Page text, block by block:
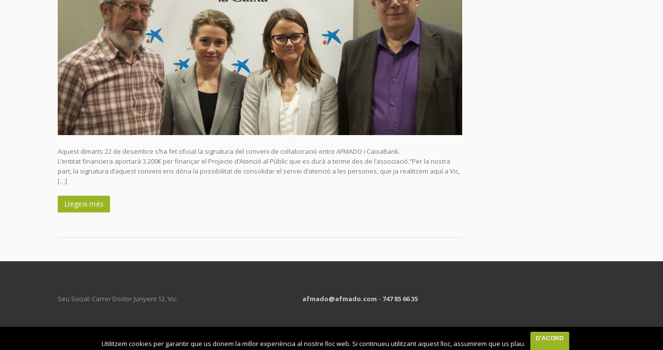
Aquest dimarts 22 de desembre s’ha fet oficial la signatura del conveni de col·laboració entre AFMADO i CaixaBank.
L’entitat financiera aportarà 3.200€ per finançar el Projecte d’Atenció al Públic que es durà a terme des de l’associació.“Per la nostra
part, la signatura d’aquest conveni ens dóna la possibilitat de consolidar el servei d’atenció a les persones, que ja realitzem aquí a Vic,
[…]
Llegeix més
Seu Social: Carrer Doctor Junyent 12, Vic. afmado@afmado.com - 747 85 66 35
Utilitzem cookies per garantir que us donem la millor experiència al nostre lloc web. Si continueu utilitzant aquest lloc, assumirem que us plau.
D'ACORD